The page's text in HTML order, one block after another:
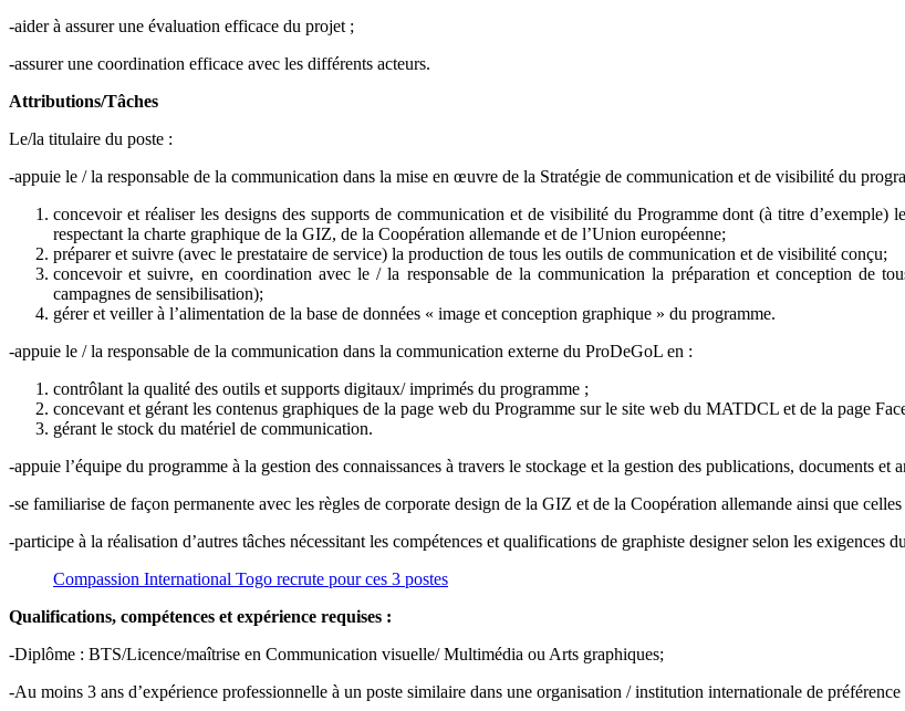
-aider à assurer une évaluation efficace du projet ;
-assurer une coordination efficace avec les différents acteurs.
Attributions/Tâches
Le/la titulaire du poste :
-appuie le / la responsable de la communication dans la mise en œuvre de la Stratégie de communication et de visibilité du
concevoir et réaliser les designs des supports de communication et de visibilité du Programme dont (à titre d’exemple)
respectant la charte graphique de la GIZ, de la Coopération allemande et de l’Union européenne;
préparer et suivre (avec le prestataire de service) la production de tous les outils de communication et de visibilité conçu;
concevoir et suivre, en coordination avec le / la responsable de la communication la préparation et conception de
campagnes de sensibilisation);
gérer et veiller à l’alimentation de la base de données « image et conception graphique » du programme.
-appuie le / la responsable de la communication dans la communication externe du ProDeGoL en :
contrôlant la qualité des outils et supports digitaux/ imprimés du programme ;
concevant et gérant les contenus graphiques de la page web du Programme sur le site web du MATDCL et de la page
gérant le stock du matériel de communication.
-appuie l’équipe du programme à la gestion des connaissances à travers le stockage et la gestion des publications, documents et
-se familiarise de façon permanente avec les règles de corporate design de la GIZ et de la Coopération allemande ainsi que
-participe à la réalisation d’autres tâches nécessitant les compétences et qualifications de graphiste designer selon les exigences
Compassion International Togo recrute pour ces 3 postes
Qualifications, compétences et expérience requises :
-Diplôme : BTS/Licence/maîtrise en Communication visuelle/ Multimédia ou Arts graphiques;
-Au moins 3 ans d’expérience professionnelle à un poste similaire dans une organisation / institution internationale de préférence